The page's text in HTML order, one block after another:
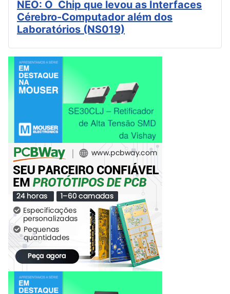
NEO: O Chip que levou as Interfaces
Cérebro-Computador além dos
Laboratórios (NS019)